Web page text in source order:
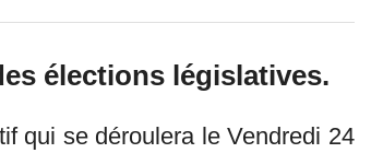
élections législatives.
qui se déroulera le Vendredi 24